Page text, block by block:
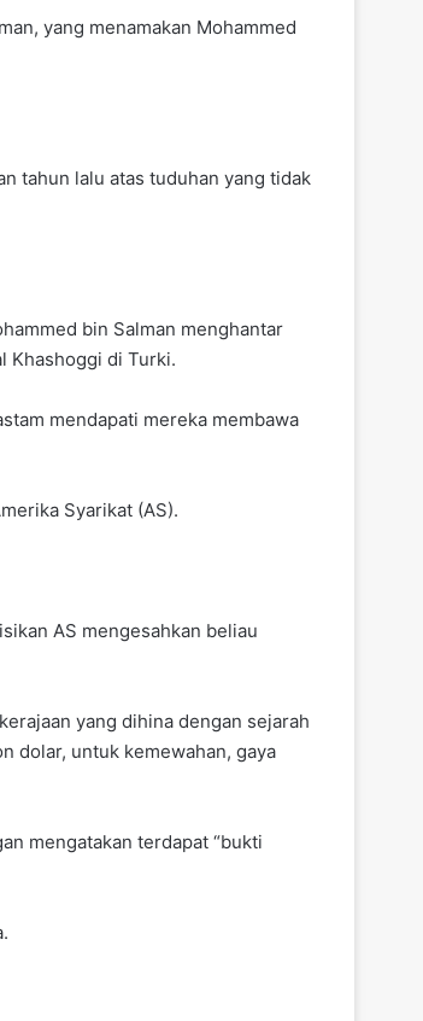
yang menamakan Mohammed
tahun lalu atas tuduhan yang tidak
bin Salman menghantar
Khashoggi di Turki.
mendapati mereka membawa
Syarikat (AS).
AS mengesahkan beliau
yang dihina dengan sejarah
dolar, untuk kemewahan, gaya
mengatakan terdapat “bukti